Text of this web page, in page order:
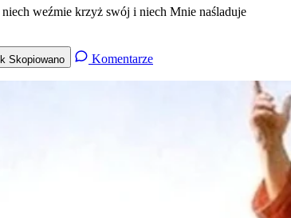
weźmie krzyż swój i niech Mnie naśladuje
Skopiowano Komentarze